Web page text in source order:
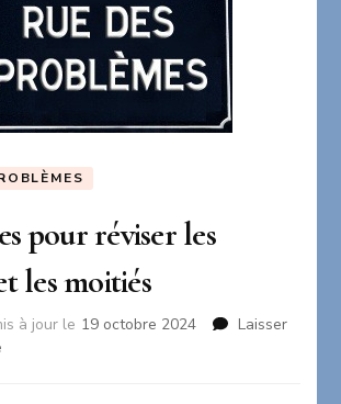
pour réviser les
les moitiés
à jour le 19 octobre 2024
Laisser